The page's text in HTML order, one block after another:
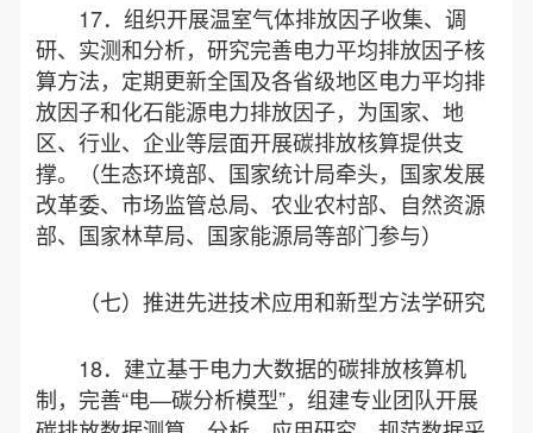
17．组织开展温室气体排放因子收集、调
研、实测和分析，研究完善电力平均排放因子核
算方法，定期更新全国及各省级地区电力平均排
放因子和化石能源电力排放因子，为国家、地
区、行业、企业等层面开展碳排放核算提供支
撑。（生态环境部、国家统计局牵头，国家发展
改革委、市场监管总局、农业农村部、自然资源
部、国家林草局、国家能源局等部门参与）
（七）推进先进技术应用和新型方法学研究
18．建立基于电力大数据的碳排放核算机
制，完善“电—碳分析模型”，组建专业团队开展